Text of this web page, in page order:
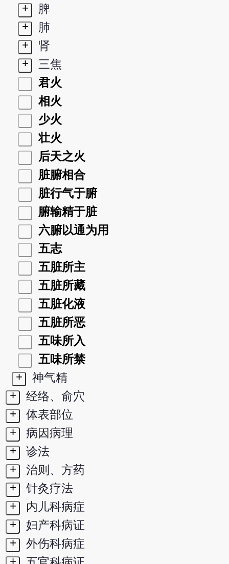
+
脾
+
肺
+
肾
+
三焦
君火
相火
少火
壮火
后天之火
脏腑相合
脏行气于腑
腑输精于脏
六腑以通为用
五志
五脏所主
五脏所藏
五脏化液
五脏所恶
五味所入
五味所禁
+
神气精
+
经络、俞穴
+
体表部位
+
病因病理
+
诊法
+
治则、方药
+
针灸疗法
+
内儿科病症
+
妇产科病证
+
外伤科病症